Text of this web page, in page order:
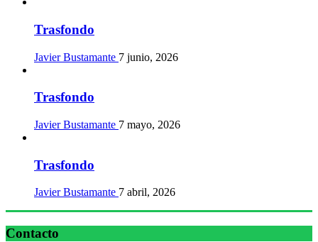
Trasfondo
Javier Bustamante 7 junio, 2026
Trasfondo
Javier Bustamante 7 mayo, 2026
Trasfondo
Javier Bustamante 7 abril, 2026
Contacto